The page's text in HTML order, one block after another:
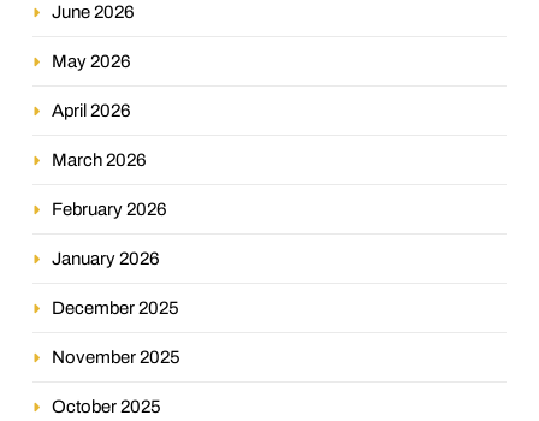
June 2026
May 2026
April 2026
March 2026
February 2026
January 2026
December 2025
November 2025
October 2025